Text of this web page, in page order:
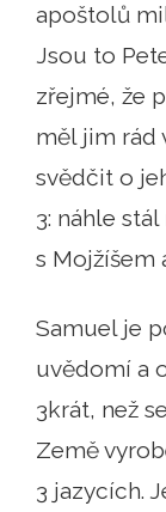
apoštolů
Jsou to
zřejmé, že
měl jim rád
svědčit o
3: náhle
s Mojžíšem
Samuel je
uvědomí a
3krát, než
Země
3 jazycích.